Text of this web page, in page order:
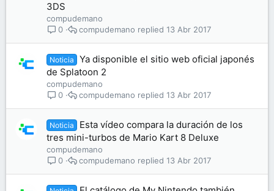
3DS
compudemano
0
13 Abr 2017
compudemano
Noticia
Ya disponible el sitio web oficial japonés
de Splatoon 2
compudemano
0
13 Abr 2017
compudemano
Noticia
Esta vídeo compara la duración de los
tres mini-turbos de Mario Kart 8 Deluxe
compudemano
0
13 Abr 2017
compudemano